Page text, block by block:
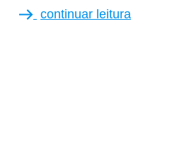
continuar leitura